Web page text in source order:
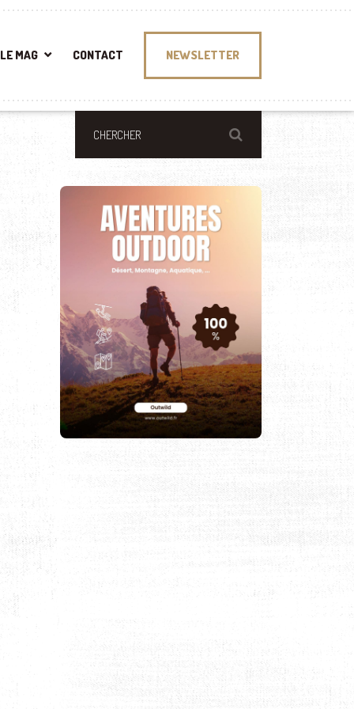
LE MAG CONTACT NEWSLETTER